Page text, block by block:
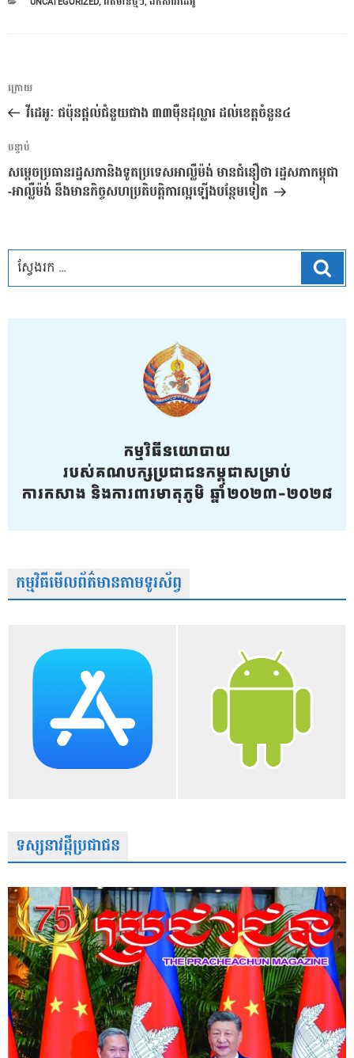
ការ​
នាំទិស​
ប្រកាស
អត្ថបទ
មុន
ក្រោយ
វីដេអូៈ ជប៉ុនផ្តល់ជំនួយជាង ៣៣ម៉ឺនដុល្លារ ដល់ខេត្តចំនួន៤
អត្ថបទ
បន្ទាប់
បន្ទាប់
សម្តេចប្រធានរដ្ឋសភានិងទូតប្រទេសអាល្លឺម៉ង់ មានជំនឿថា រដ្ឋសភាកម្ពុជា
-អាល្លឺម៉ង់ នឹងមានកិច្ចសហប្រតិបត្តិការល្អឡើងបន្ថែមទៀត
កម្មវិធីមើលព័ត៌មានតាមទូរស័ព្វ
ទស្សនាវដ្តីប្រជាជន